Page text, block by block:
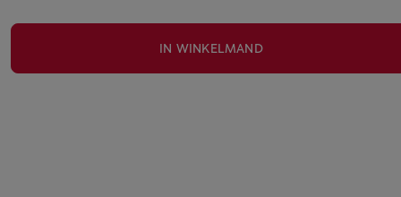
IN WINKELMAND